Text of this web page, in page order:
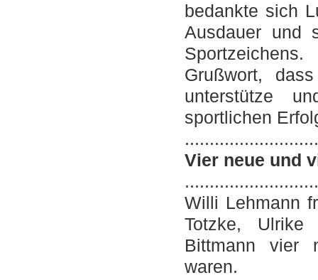
bedankte sich
Ausdauer und
Grußwort,
unterstütze
sportlichen
Vier neue und
Willi Lehmann
Totzke,
Bittmann vier
waren.